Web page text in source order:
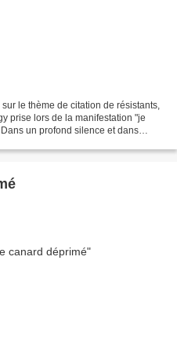
le thème de citation de résistants,
prise lors de la manifestation "je
un profond silence et dans